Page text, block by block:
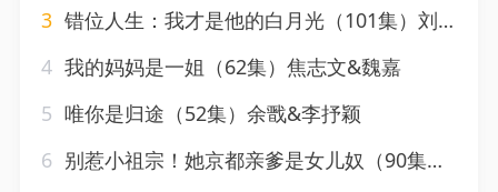
3 错位人生：我才是他的白月光（101集）刘奕辰＆魏家乐
4 我的妈妈是一姐（62集）焦志文&魏嘉
5 唯你是归途（52集）余戬&李抒颖
6 别惹小祖宗！她京都亲爹是女儿奴（90集）萨钢云＆陆元